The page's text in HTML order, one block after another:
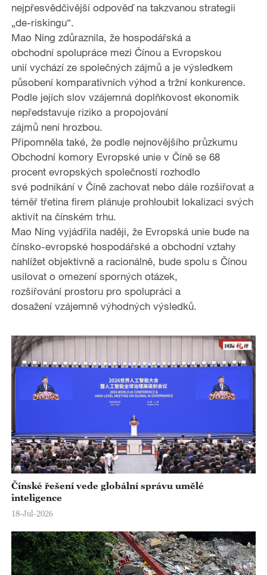
nejpřesvědčivější odpověď na takzvanou strategii
„de-riskingu“.
Mao Ning zdůraznila, že hospodářská a
obchodní spolupráce mezi Čínou a Evropskou
unií vychází ze společných zájmů a je výsledkem
působení komparativních výhod a tržní konkurence.
Podle jejích slov vzájemná doplňkovost ekonomik
nepředstavuje riziko a propojování
zájmů není hrozbou.
Připomněla také, že podle nejnovějšího průzkumu
Obchodní komory Evropské unie v Číně se 68
procent evropských společností rozhodlo
své podnikání v Číně zachovat nebo dále rozšiřovat a
téměř třetina firem plánuje prohloubit lokalizaci svých
aktivit na čínském trhu.
Mao Ning vyjádřila naději, že Evropská unie bude na
čínsko-evropské hospodářské a obchodní vztahy
nahlížet objektivně a racionálně, bude spolu s Čínou
usilovat o omezení sporných otázek,
rozšiřování prostoru pro spolupráci a
dosažení vzájemně výhodných výsledků.
Čínské řešení vede globální správu umělé
inteligence
18-Jul-2026